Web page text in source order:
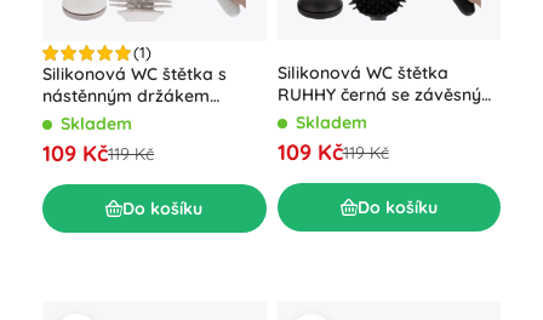
(1)
Silikonová WC štětka s
nástěnným držákem
RUHHY, bílá
Skladem
109 Kč119 Kč
Do košíku
Silikonová WC štětka
RUHHY černá se závěsným
držákem a nádobou
Skladem
109 Kč119 Kč
Do košíku